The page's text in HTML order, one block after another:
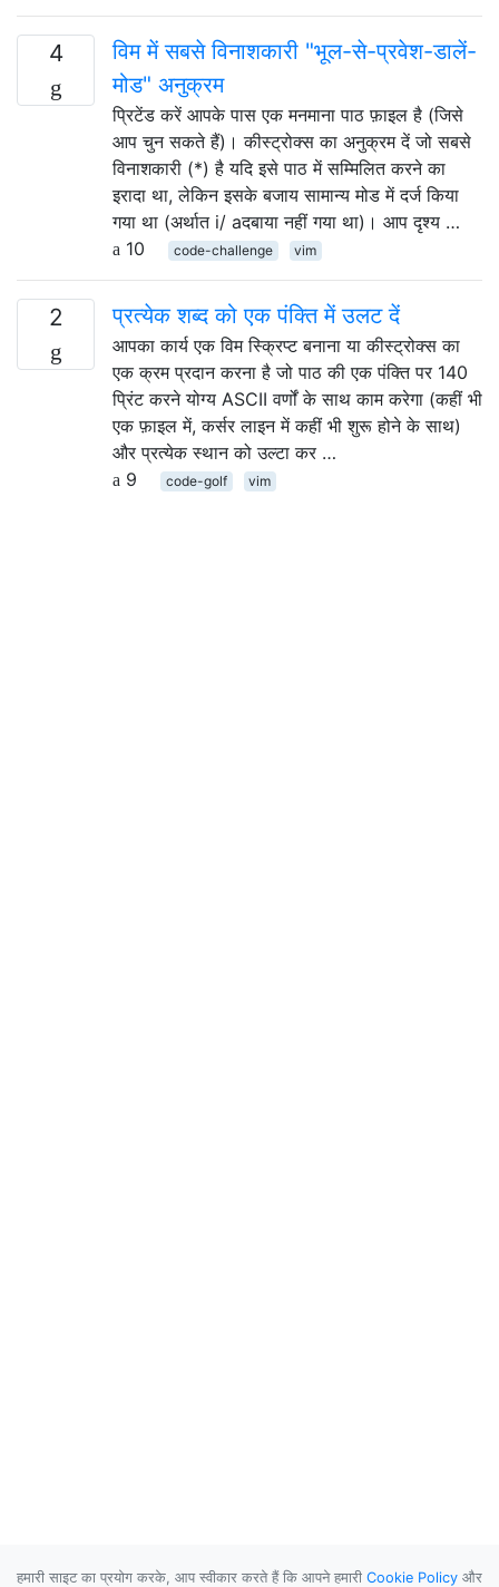
4
विम में सबसे विनाशकारी "भूल-से-प्रवेश-डालें-
मोड" अनुक्रम
प्रिटेंड करें आपके पास एक मनमाना पाठ फ़ाइल है (जिसे
आप चुन सकते हैं)। कीस्ट्रोक्स का अनुक्रम दें जो सबसे
विनाशकारी (*) है यदि इसे पाठ में सम्मिलित करने का
इरादा था, लेकिन इसके बजाय सामान्य मोड में दर्ज किया
गया था (अर्थात i/ aदबाया नहीं गया था)। आप दृश्य …
10
code-challenge vim
2 प्रत्येक शब्द को एक पंक्ति में उलट दें
आपका कार्य एक विम स्क्रिप्ट बनाना या कीस्ट्रोक्स का
एक क्रम प्रदान करना है जो पाठ की एक पंक्ति पर 140
प्रिंट करने योग्य ASCII वर्णों के साथ काम करेगा (कहीं भी
एक फ़ाइल में, कर्सर लाइन में कहीं भी शुरू होने के साथ)
और प्रत्येक स्थान को उल्टा कर …
9
code-golf vim
हमारी साइट का प्रयोग करके, आप स्वीकार करते हैं कि आपने हमारी Cookie Policy और